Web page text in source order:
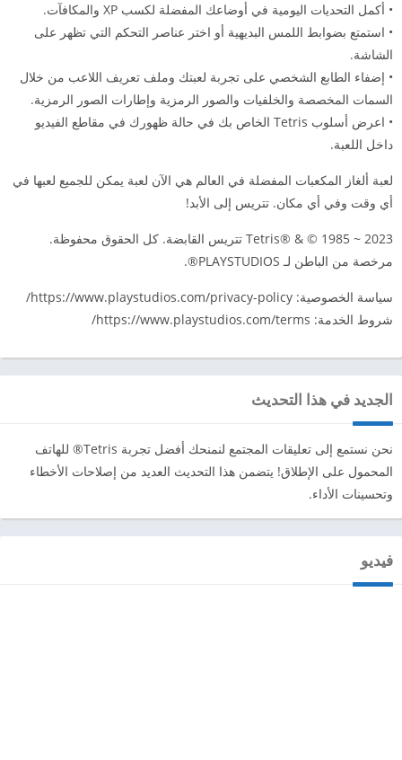
• أكمل التحديات اليومية في أوضاعك المفضلة لكسب XP والمكافآت.
• استمتع بضوابط اللمس البديهية أو اختر عناصر التحكم التي تظهر على
الشاشة.
• إضفاء الطابع الشخصي على تجربة لعبتك وملف تعريف اللاعب من خلال
السمات المخصصة والخلفيات والصور الرمزية وإطارات الصور الرمزية.
• اعرض أسلوب Tetris الخاص بك في حالة ظهورك في مقاطع الفيديو
داخل اللعبة.
لعبة ألغاز المكعبات المفضلة في العالم هي الآن لعبة يمكن للجميع لعبها في
أي وقت وفي أي مكان. تتريس إلى الأبد!
Tetris® & © 1985 ~ 2023 تتريس القابضة. كل الحقوق محفوظة.
مرخصة من الباطن لـ PLAYSTUDIOS®.
سياسة الخصوصية: https://www.playstudios.com/privacy-policy/
شروط الخدمة: https://www.playstudios.com/terms/
الجديد في هذا التحديث
نحن نستمع إلى تعليقات المجتمع لنمنحك أفضل تجربة Tetris® للهاتف
المحمول على الإطلاق! يتضمن هذا التحديث العديد من إصلاحات الأخطاء
وتحسينات الأداء.
فيديو